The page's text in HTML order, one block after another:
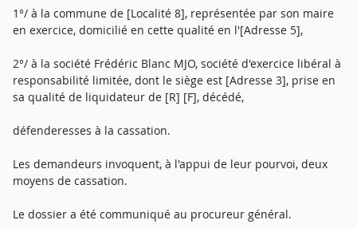
1°/ à la commune de [Localité 8], représentée par son maire
en exercice, domicilié en cette qualité en l'[Adresse 5],
2°/ à la société Frédéric Blanc MJO, société d'exercice libéral à
responsabilité limitée, dont le siège est [Adresse 3], prise en
sa qualité de liquidateur de [R] [F], décédé,
défenderesses à la cassation.
Les demandeurs invoquent, à l'appui de leur pourvoi, deux
moyens de cassation.
Le dossier a été communiqué au procureur général.